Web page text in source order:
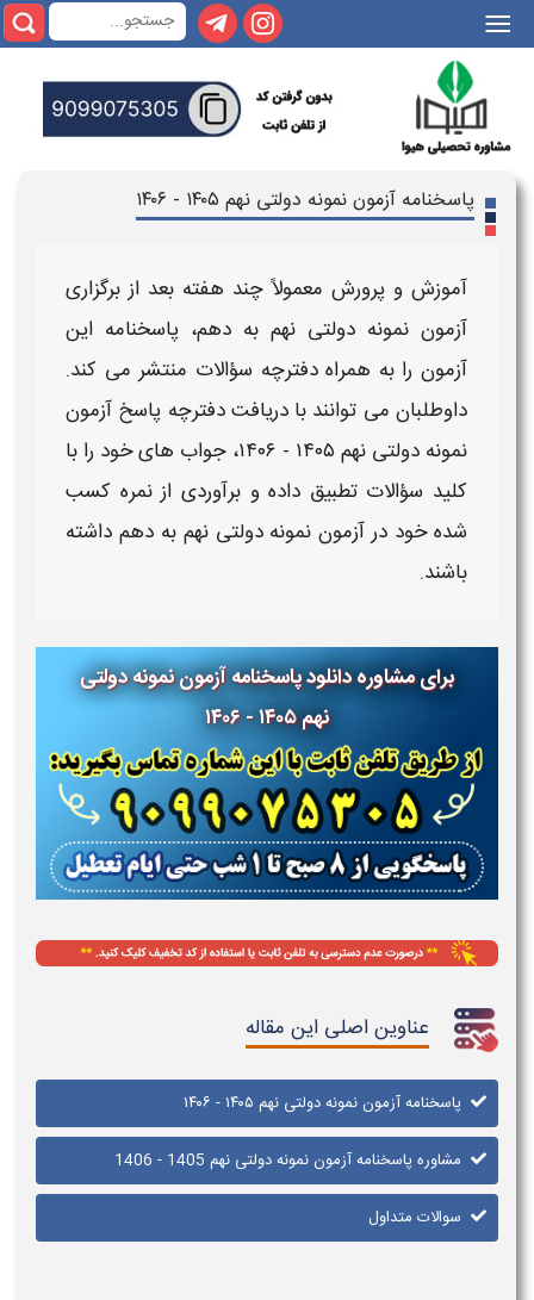
|||
پاسخنامه آزمون نمونه دولتی نهم ۱۴۰۵ - ۱۴۰۶
آموزش و پرورش معمولاً چند هفته بعد از برگزاری
آزمون نمونه دولتی نهم به دهم، پاسخنامه این
آزمون را به همراهدفترچه سؤالات منتشر می کند.
داوطلبان می توانند با دریافتدفترچه پاسخ آزمون
نمونه دولتی نهم ۱۴۰۵ - ۱۴۰۶
،جواب هایخود را با
کلید سؤالات تطبیق داده و برآوردی از نمره کسب
شده خود درآزمون نمونه دولتی نهم به دهم داشته
باشند.
برای مشاوره دانلود پاسخنامه آزمون نمونه دولتی
نهم ۱۴۰۵ - ۱۴۰۶
عناوین اصلی این مقاله
پاسخنامه آزمون نمونه دولتی نهم ۱۴۰۵ - ۱۴۰۶
مشاوره پاسخنامه آزمون نمونه دولتی نهم 1405 - 1406
سوالات متداول